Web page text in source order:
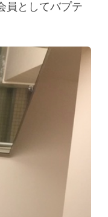
員としてバプテ